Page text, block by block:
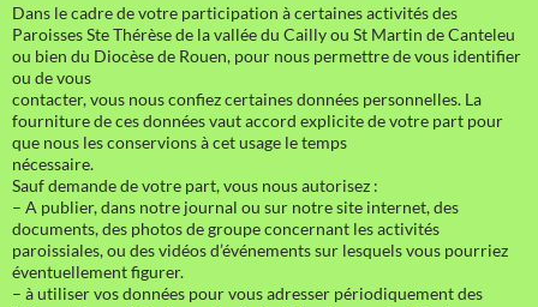
Dans le cadre de votre participation à certaines activités des
Paroisses Ste Thérèse de la vallée du Cailly ou St Martin de Canteleu
ou bien du Diocèse de Rouen, pour nous permettre de vous identifier
ou de vous
contacter, vous nous confiez certaines données personnelles. La
fourniture de ces données vaut accord explicite de votre part pour
que nous les conservions à cet usage le temps
nécessaire.
Sauf demande de votre part, vous nous autorisez :
– A publier, dans notre journal ou sur notre site internet, des
documents, des photos de groupe concernant les activités
paroissiales, ou des vidéos d’événements sur lesquels vous pourriez
éventuellement figurer.
– à utiliser vos données pour vous adresser périodiquement des